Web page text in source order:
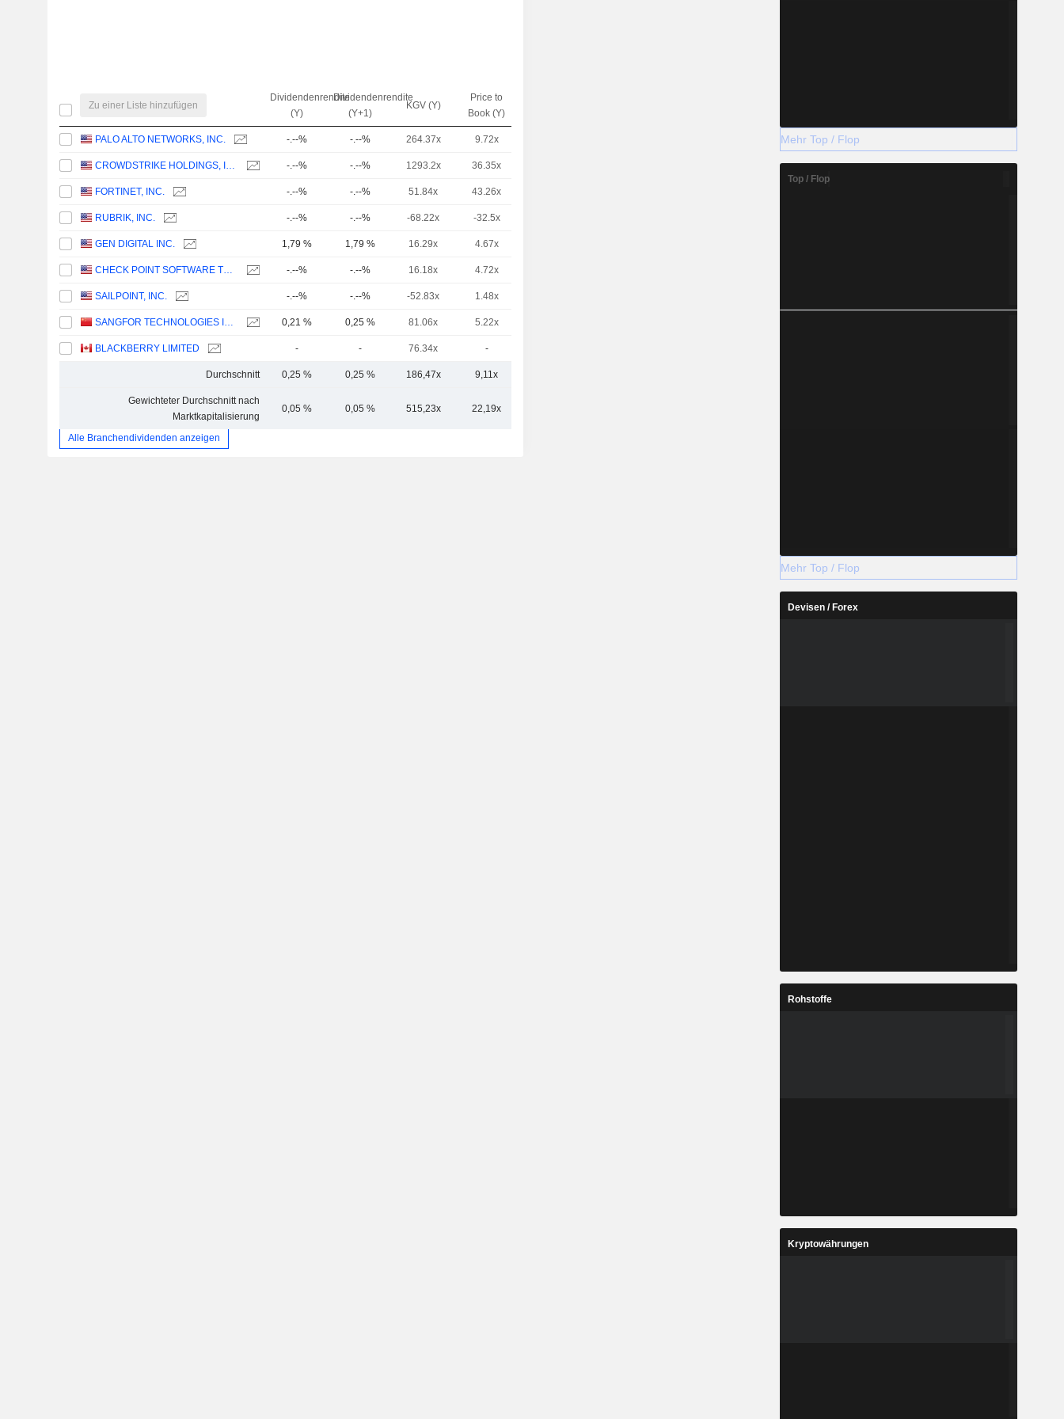
Zu einer Liste hinzufügen
Dividendenrendite
(Y)
Dividendenrendite
(Y+1)
KGV (Y)
Price to
Book (Y)
PALO ALTO NETWORKS, INC. -.--% -.--% 264.37x 9.72x
CROWDSTRIKE HOLDINGS, INC. -.--% -.--% 1293.2x 36.35x
FORTINET, INC. -.--% -.--% 51.84x 43.26x
RUBRIK, INC. -.--% -.--% -68.22x -32.5x
GEN DIGITAL INC. 1,79 % 1,79 % 16.29x 4.67x
CHECK POINT SOFTWARE TECHNOLOGIES LTD. -.--% -.--% 16.18x 4.72x
SAILPOINT, INC. -.--% -.--% -52.83x 1.48x
SANGFOR TECHNOLOGIES INC. 0,21 % 0,25 % 81.06x 5.22x
BLACKBERRY LIMITED - - 76.34x -
Durchschnitt 0,25 % 0,25 % 186,47x 9,11x
Gewichteter Durchschnitt nach
Marktkapitalisierung
0,05 % 0,05 % 515,23x 22,19x
Alle Branchendividenden anzeigen
Mehr Top / Flop
Top / Flop
Mehr Top / Flop
Devisen / Forex
Rohstoffe
Kryptowährungen